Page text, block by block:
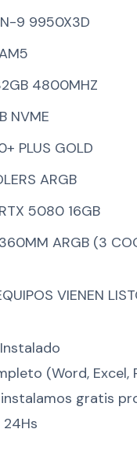
9 9950X3D
4800MHZ
NVME
PLUS GOLD
ARGB
5080 16GB
ARGB (3
VIENEN
(Word, Excel,
instalamos gratis
24Hs